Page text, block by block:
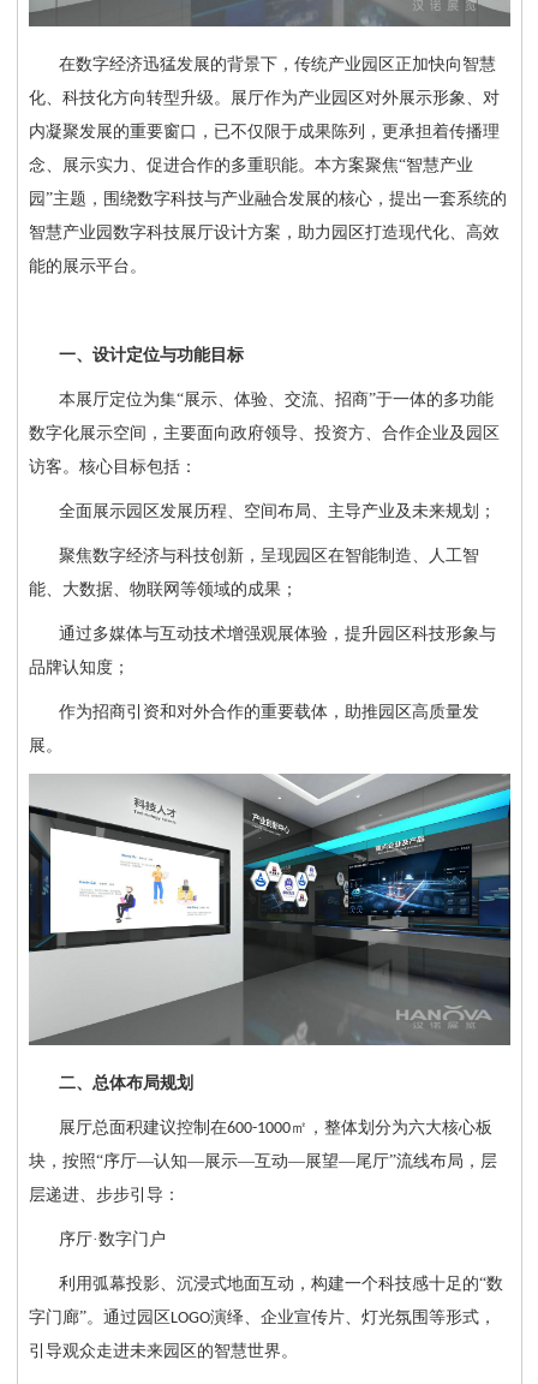
在数字经济迅猛发展的背景下，传统产业园区正加快向智慧
化、科技化方向转型升级。展厅作为产业园区对外展示形象、对
内凝聚发展的重要窗口，已不仅限于成果陈列，更承担着传播理
念、展示实力、促进合作的多重职能。本方案聚焦“智慧产业
园”主题，围绕数字科技与产业融合发展的核心，提出一套系统的
智慧产业园数字科技展厅设计方案，助力园区打造现代化、高效
能的展示平台。
一、设计定位与功能目标
本展厅定位为集“展示、体验、交流、招商”于一体的多功能
数字化展示空间，主要面向政府领导、投资方、合作企业及园区
访客。核心目标包括：
全面展示园区发展历程、空间布局、主导产业及未来规划；
聚焦数字经济与科技创新，呈现园区在智能制造、人工智
能、大数据、物联网等领域的成果；
通过多媒体与互动技术增强观展体验，提升园区科技形象与
品牌认知度；
作为招商引资和对外合作的重要载体，助推园区高质量发
展。
二、总体布局规划
展厅总面积建议控制在600-1000㎡，整体划分为六大核心板
块，按照“序厅—认知—展示—互动—展望—尾厅”流线布局，层
层递进、步步引导：
序厅·数字门户
利用弧幕投影、沉浸式地面互动，构建一个科技感十足的“数
字门廊”。通过园区LOGO演绎、企业宣传片、灯光氛围等形式，
引导观众走进未来园区的智慧世界。